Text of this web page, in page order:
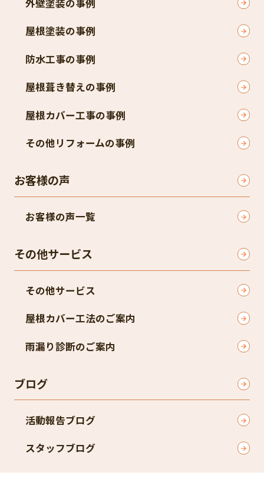
屋根塗装の事例
防水工事の事例
屋根葺き替えの事例
屋根カバー工事の事例
その他リフォームの事例
お客様の声
お客様の声一覧
その他サービス
その他サービス
屋根カバー工法のご案内
雨漏り診断のご案内
ブログ
活動報告ブログ
スタッフブログ